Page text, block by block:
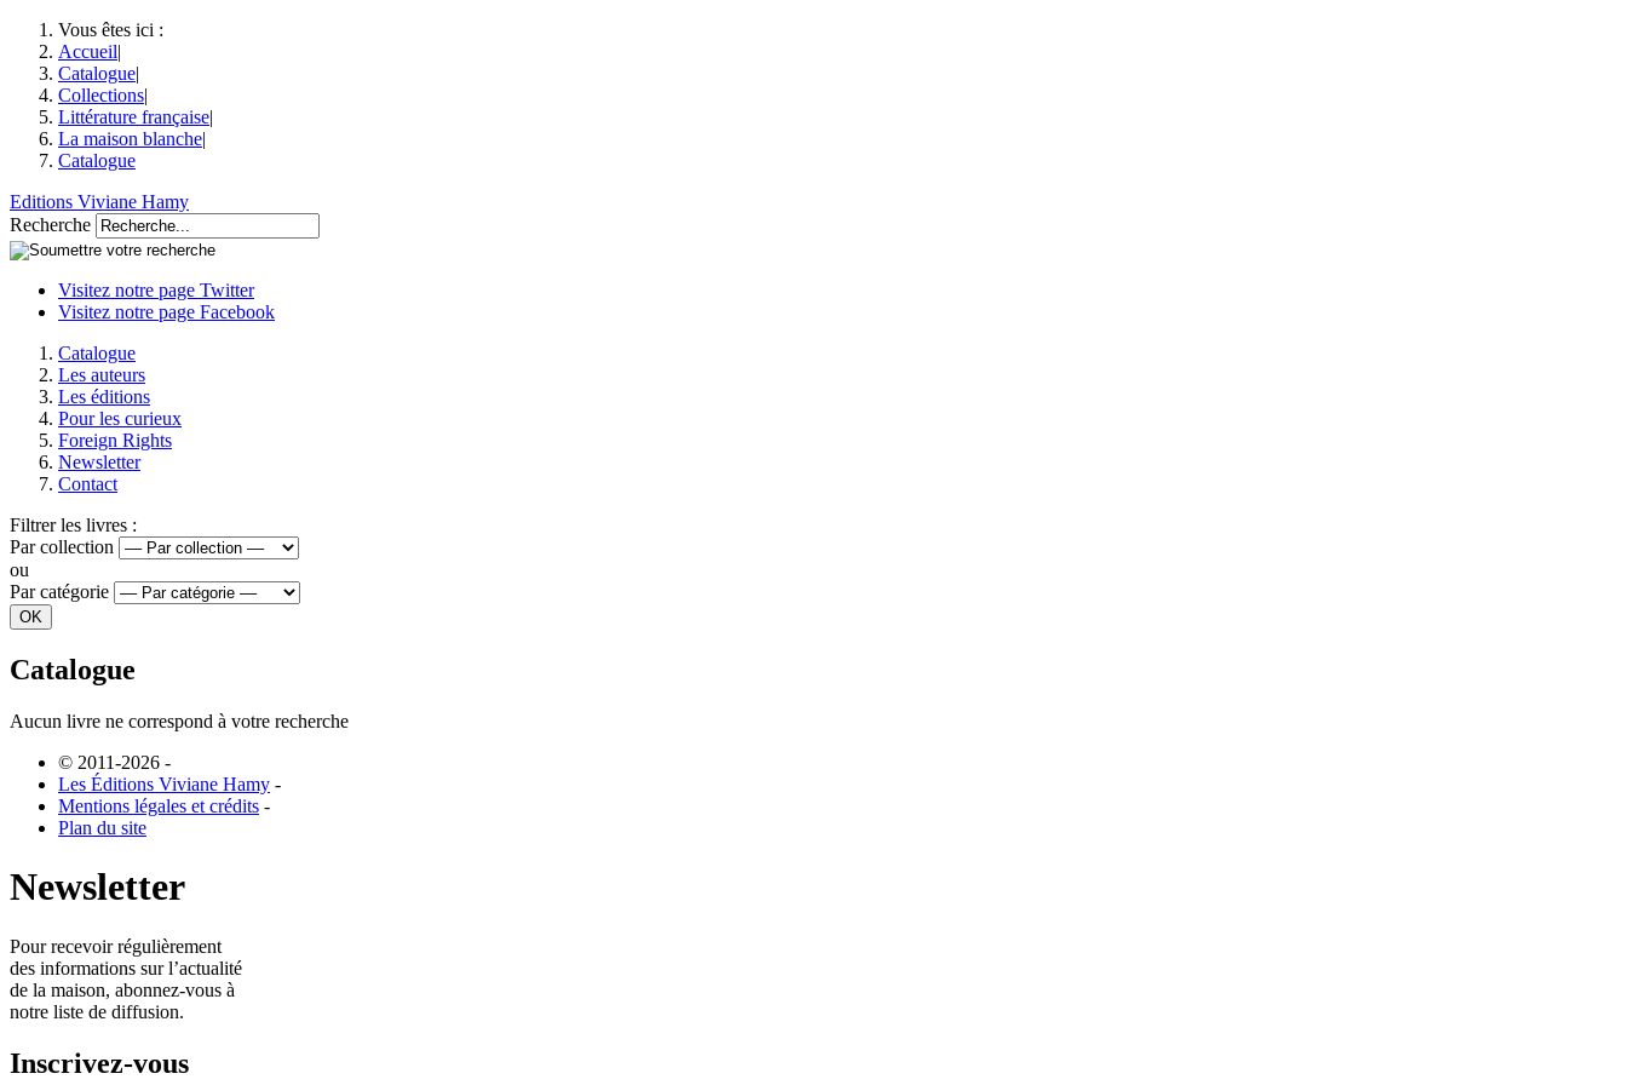
Vous êtes ici :
Accueil|
Catalogue|
Collections|
Littérature française|
La maison blanche|
Catalogue
Editions Viviane Hamy
Recherche
Visitez notre page Twitter
Visitez notre page Facebook
Catalogue
Les auteurs
Les éditions
Pour les curieux
Foreign Rights
Newsletter
Contact
Filtrer les livres :
Par collection
ou
Par catégorie
Catalogue
Aucun livre ne correspond à votre recherche
© 2011-2026 -
Les Éditions Viviane Hamy -
Mentions légales et crédits -
Plan du site
Newsletter
Pour recevoir régulièrement
des informations sur l’actualité
de la maison, abonnez-vous à
notre liste de diffusion.
Inscrivez-vous